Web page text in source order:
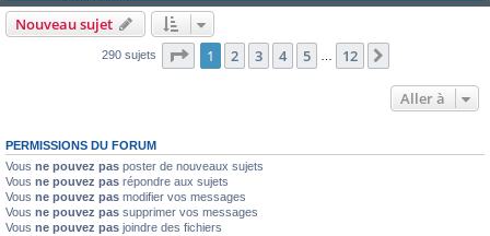
Nouveau sujet
290 sujets Page 1sur12
1 2 3 4 5 12
Aller à
PERMISSIONS DU FORUM
Vous ne pouvez pas poster de nouveaux sujets
Vous ne pouvez pas répondre aux sujets
Vous ne pouvez pas modifier vos messages
Vous ne pouvez pas supprimer vos messages
Vous ne pouvez pas joindre des fichiers